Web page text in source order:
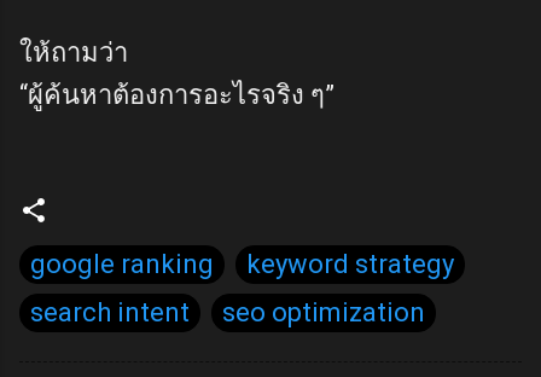
ให้ถามว่า
“ผู้ค้นหาต้องการอะไรจริง ๆ”
google ranking
keyword strategy
search intent
seo optimization